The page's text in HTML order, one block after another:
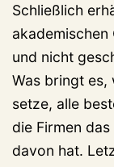
Schließlich
und nicht
Was bringt es,
setze, alle
die Firmen
davon hat.